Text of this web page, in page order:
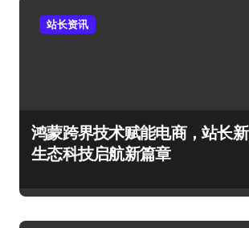
站长资讯
鸿蒙跨界技术赋能电商，站长新
生态科技启航新篇章